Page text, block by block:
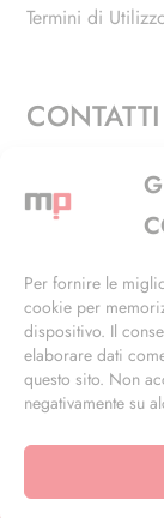
Per fornire le
cookie per
dispositivo. Il
elaborare dati
questo sito. Non
negativamente su
Termini di
CONTATTI
Via
+39 02